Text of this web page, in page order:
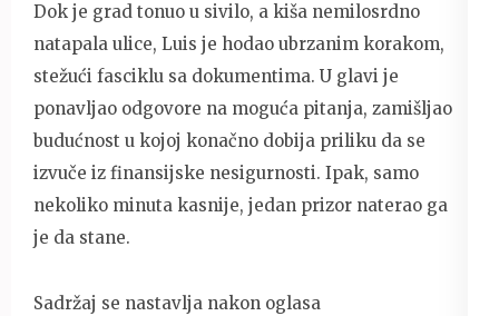
Dok je grad tonuo u sivilo, a kiša nemilosrdno
natapala ulice, Luis je hodao ubrzanim korakom,
stežući fasciklu sa dokumentima. U glavi je
ponavljao odgovore na moguća pitanja, zamišljao
budućnost u kojoj konačno dobija priliku da se
izvuče iz finansijske nesigurnosti. Ipak, samo
nekoliko minuta kasnije, jedan prizor naterao ga
je da stane.
Sadržaj se nastavlja nakon oglasa